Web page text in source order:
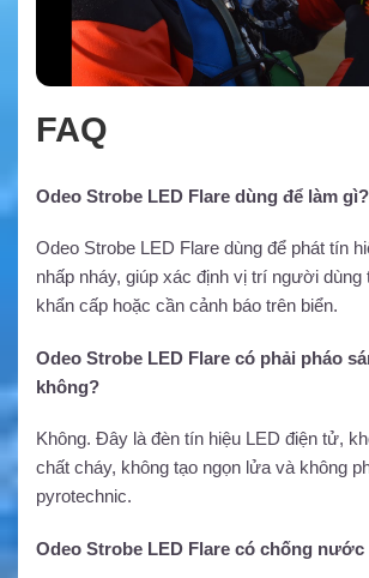
FAQ
Odeo Strobe LED Flare dùng để làm gì?
Odeo Strobe LED Flare dùng để phát tín
nhấp nháy, giúp xác định vị trí người dùng
khẩn cấp hoặc cần cảnh báo trên biển.
Odeo Strobe LED Flare có phải pháo
không?
Không. Đây là đèn tín hiệu LED điện tử,
chất cháy, không tạo ngọn lửa và không
pyrotechnic.
Odeo Strobe LED Flare có chống